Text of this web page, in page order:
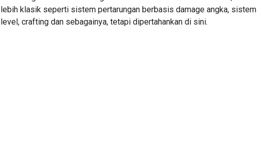
lebih klasik seperti sistem pertarungan berbasis damage angka, sistem
level, crafting dan sebagainya, tetapi dipertahankan di sini.